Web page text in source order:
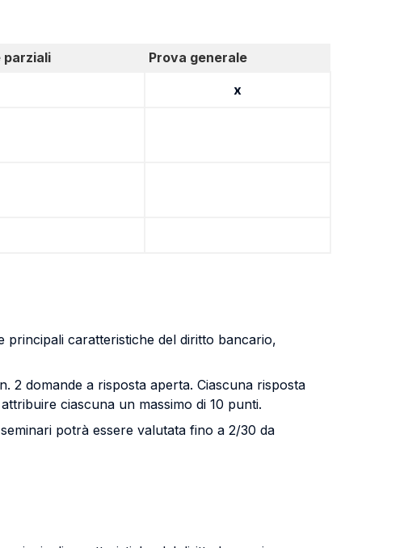
parziali
Prova generale
x
caratteristiche del diritto bancario,
2 domande a risposta aperta. Ciascuna risposta
ciascuna un massimo di 10 punti.
potrà essere valutata fino a 2/30 da